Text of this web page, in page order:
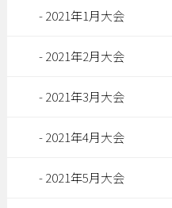
2021年1月大会
2021年2月大会
2021年3月大会
2021年4月大会
2021年5月大会